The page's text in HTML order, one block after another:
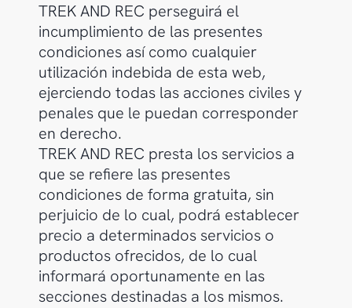
TREK AND REC perseguirá el
incumplimiento de las presentes
condiciones así como cualquier
utilización indebida de esta web,
ejerciendo todas las acciones civiles y
penales que le puedan corresponder
en derecho.
TREK AND REC presta los servicios a
que se refiere las presentes
condiciones de forma gratuita, sin
perjuicio de lo cual, podrá establecer
precio a determinados servicios o
productos ofrecidos, de lo cual
informará oportunamente en las
secciones destinadas a los mismos.